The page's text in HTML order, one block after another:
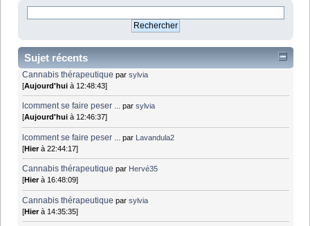
Sujet récents
Cannabis thérapeutique parsylvia
[Aujourd'hui à 12:48:43]
lcomment se faire peser ... parsylvia
[Aujourd'hui à 12:46:37]
lcomment se faire peser ... par Lavandula2
[Hierà 22:44:17]
Cannabis thérapeutique par Hervé35
[Hierà 16:48:09]
Cannabis thérapeutique parsylvia
[Hierà 14:35:35]